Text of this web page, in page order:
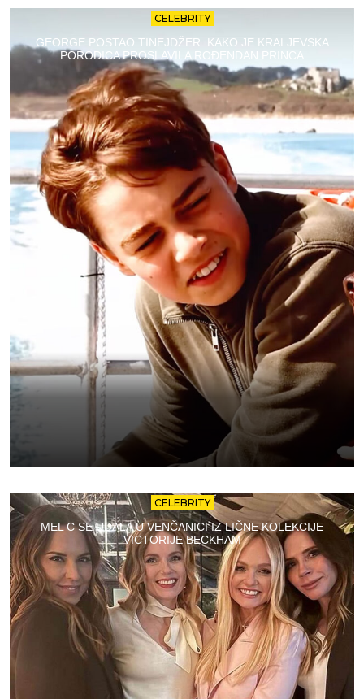
CELEBRITY
GEORGE POSTAO TINEJDŽER: KAKO JE KRALJEVSKA
PORODICA PROSLAVILA ROĐENDAN PRINCA
CELEBRITY
MEL C SE UDALA U VENČANICI IZ LIČNE KOLEKCIJE
VICTORIJE BECKHAM